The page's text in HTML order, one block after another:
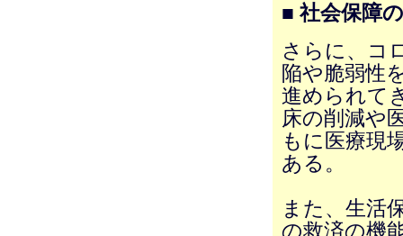
■ 社会保障
さらに、コ
陥や脆弱性
進められて
床の削減や
もに医療現
ある。
また、生活
の救済の機